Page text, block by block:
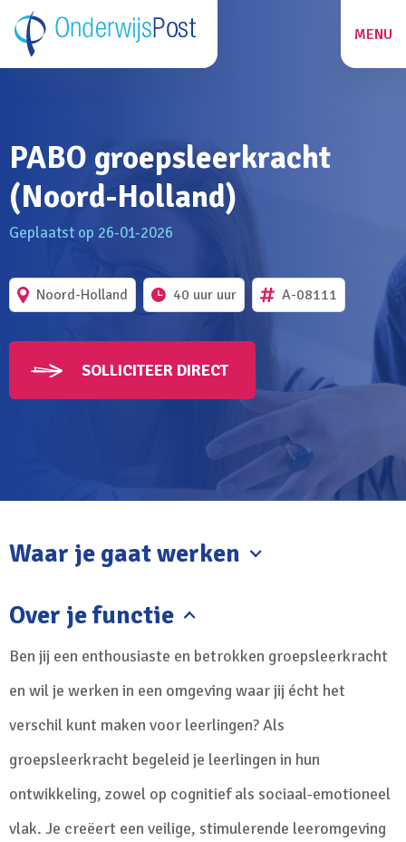
ZOEKEN
MENU
PABO groepsleerkracht
(Noord-Holland)
Geplaatst op 26-01-2026
Noord-Holland 40 uur uur A-08111
SOLLICITEER DIRECT
Waar je gaat werken
Over je functie
Ben jij een enthousiaste en betrokken groepsleerkracht
en wil je werken in een omgeving waar jij écht het
verschil kunt maken voor leerlingen? Als
groepsleerkracht begeleid je leerlingen in hun
ontwikkeling, zowel op cognitief als sociaal-emotioneel
vlak. Je creëert een veilige, stimulerende leeromgeving